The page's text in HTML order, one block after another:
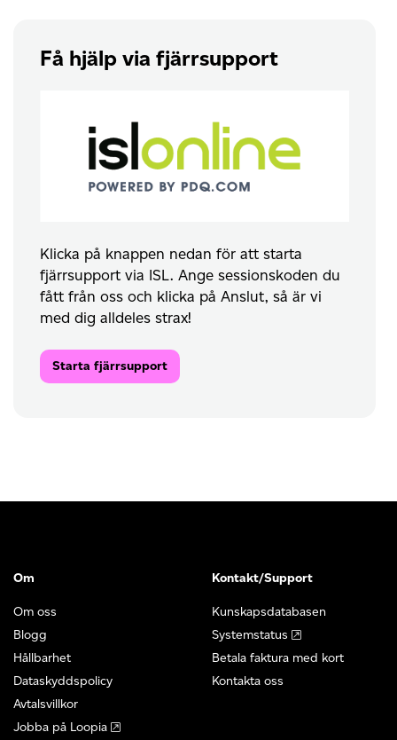
Få hjälp via fjärrsupport
Klicka på knappen nedan för att starta
fjärrsupport via ISL. Ange sessionskoden du
fått från oss och klicka på Anslut, så är vi
med dig alldeles strax!
Starta fjärrsupport
Om
Om oss
Blogg
Hållbarhet
Dataskyddspolicy
Avtalsvillkor
Jobba på Loopia
Kontakt/Support
Kunskapsdatabasen
Systemstatus
Betala faktura med kort
Kontakta oss